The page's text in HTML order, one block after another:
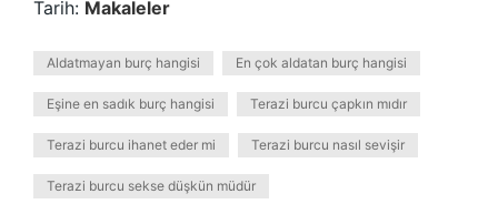
Tarih: Makaleler
Aldatmayan burç hangisi En çok aldatan burç hangisi
Eşine en sadık burç hangisi Terazi burcu çapkın mıdır
Terazi burcu ihanet eder mi Terazi burcu nasıl sevişir
Terazi burcu sekse düşkün müdür